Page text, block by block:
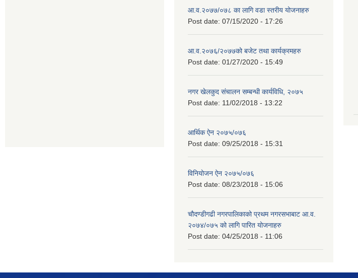
आ.व.२०७७/०७८ का लागि वडा स्तरीय योजनाहरु
Post date: 07/15/2020 - 17:26
आ.व.२०७६/२०७७को बजेट तथा कार्यक्रमहरु
Post date: 01/27/2020 - 15:49
नगर खेलकुद संचालन सम्बन्धी कार्यविधि, २०७५
Post date: 11/02/2018 - 13:22
आर्थिक ऐन २०७५/०७६
Post date: 09/25/2018 - 15:31
विनियोजन ऐन २०७५/०७६
Post date: 08/23/2018 - 15:06
चौदण्डीगढी नगरपालिकाको प्रथम नगरसभाबाट आ.व.
२०७४/०७५ को लागि पारित योजनाहरु
Post date: 04/25/2018 - 11:06